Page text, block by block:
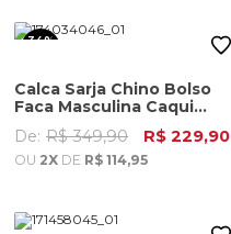
34%
Calca Sarja Chino Bolso
Faca Masculina Caqui
Medio
De: R$ 349,90 R$ 229,90
OU 2X DE R$ 114,95